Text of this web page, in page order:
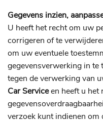
Gegevens inzien,
U heeft het recht om uw
corrigeren of te
om uw eventuele
gegevensverwerking in te
tegen de verwerking van
Car Serviceen heeft u het
verzoek kunt indienen om